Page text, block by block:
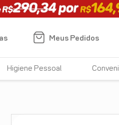
Meus Pedidos
Higiene Pessoal